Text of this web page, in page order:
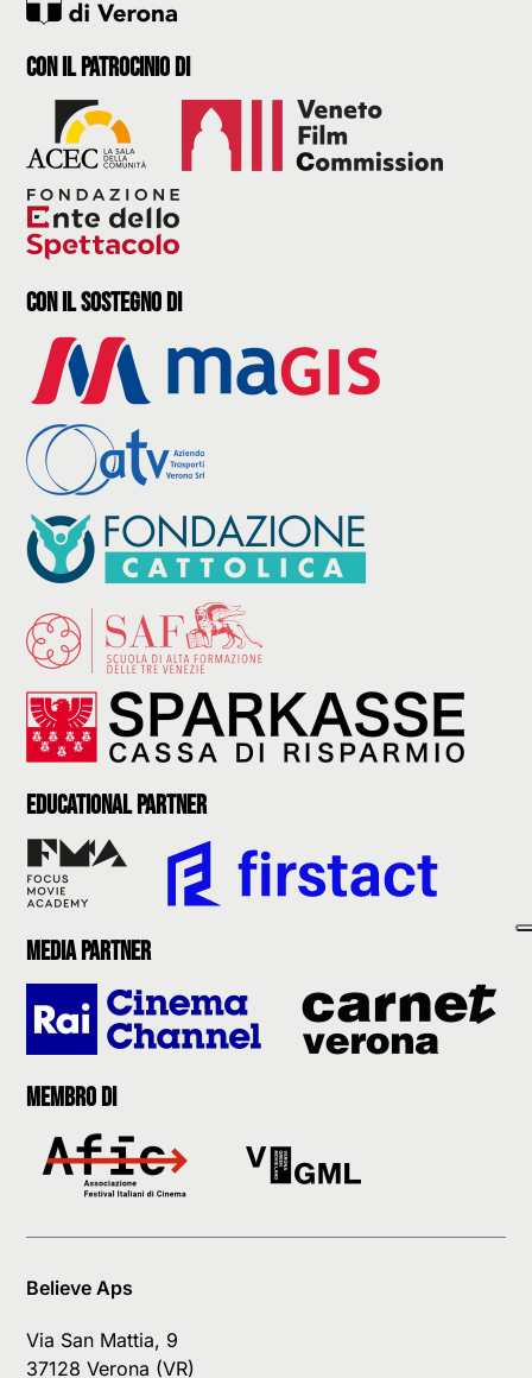
con il Patrocinio di
con il sostegno di
Educational partner
Media partner
Membro di
Believe Aps
Via San Mattia, 9
37128 Verona (VR)